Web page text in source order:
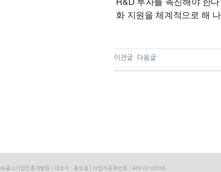
화 지원을 체계적으로 해
이전글 다음글
㈜중소기업진흥개발원 | 대표자 : 홍성철 | 사업자등록번호 : 449-87-00598